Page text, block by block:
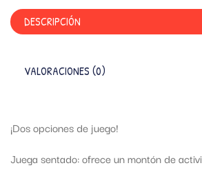
DESCRIPCIÓN
VALORACIONES (0)
¡Dos opciones de juego!
Juega sentado: ofrece un montón de